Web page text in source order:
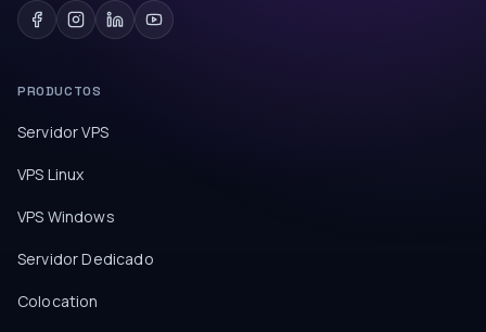
PRODUCTOS
Servidor VPS
VPS Linux
VPS Windows
Servidor Dedicado
Colocation